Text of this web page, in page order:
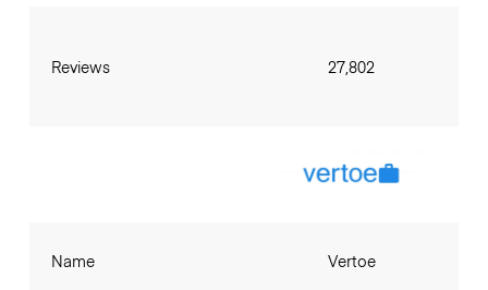
Reviews 27,802
Name Vertoe